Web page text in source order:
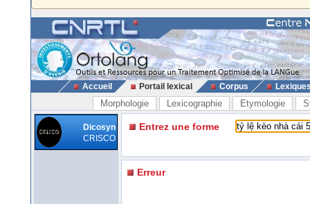
Accueil Portail lexical Corpus
Morphologie Lexicographie Etymologie
Dicosyn
CRISCO
Entrez une forme
Erreur